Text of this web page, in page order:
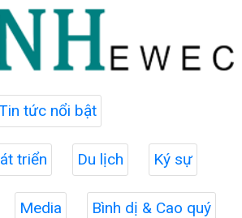
tức nổi bật
triển Du lịch Ký sự
Media Bình dị & Cao quý